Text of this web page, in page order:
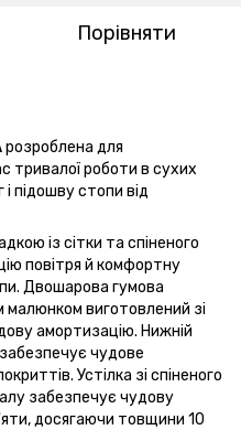
Порівняти
розроблена для
тривалої роботи в сухих
підошву стопи від
із сітки та спіненого
повітря й комфортну
Двошарова гумова
виготовлений зі
амортизацію. Нижній
чудове
Устілка зі спіненого
забезпечує чудову
досягаючи товщини 10